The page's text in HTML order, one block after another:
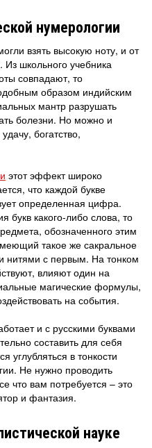
нумерологии
взять высокую ноту, и от
школьного учебника
совпадают, то
образом индийским
мантр разрушать
болезни. Но можно и
богатство,
этот эффект широко
что каждой букве
определенная цифра.
букв какого-либо слова, то
обозначенного этим
такое же сакральное
нитями с первым. На тонком
влияют один на
магические формулы,
на события.
и с русскими буквами
составить для себя
углубляться в тонкости
Не нужно проводить
что вам потребуется – это
и фантазия.
науке